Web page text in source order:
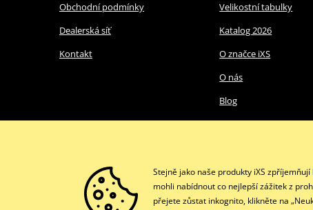
Obchodní podmínky
Dealerská síť
Kontakt
Velikostní tabulky
Katalog 2026
O značce iXS
O nás
Blog
Stejně jako naše produkty iXS
mohli nabídnout co nejlepší zážitek z
přejete zůstat inkognito, klikněte na